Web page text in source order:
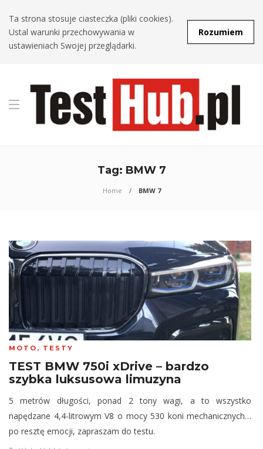
Ta strona stosuje ciasteczka (pliki cookies).
Ustal warunki przechowywania w
ustawieniach Swojej przeglądarki.
Rozumiem
Tag: BMW 7
Home BMW 7
MOTO , TESTY
TEST BMW 750i xDrive – bardzo
szybka luksusowa limuzyna
5 metrów długości, ponad 2 tony wagi, a to wszystko
napędzane 4,4-litrowym V8 o mocy 530 koni mechanicznych…
po resztę emocji, zapraszam do testu.